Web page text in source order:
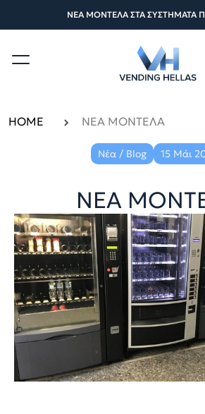
ΝΕΑ ΜΟΝΤΕΛΑ ΣΤΑ ΣΥΣΤΗΜΑΤΑ
HOME ΝΕΑ ΜΟΝΤΕΛΑ
Νέα / Blog 15 Μάι
ΝΕΑ